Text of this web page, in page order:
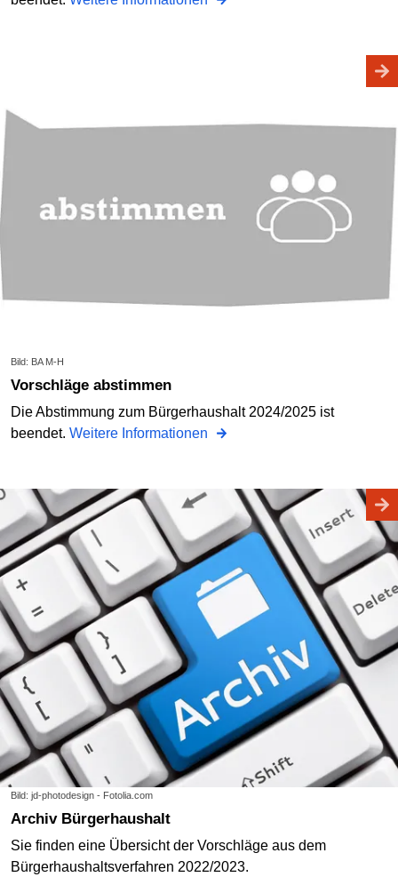
Bild: BA M-H
Vorschläge abstimmen
Die Abstimmung zum Bürgerhaushalt 2024/2025 ist
beendet. Weitere Informationen
Bild: jd-photodesign - Fotolia.com
Archiv Bürgerhaushalt
Sie finden eine Übersicht der Vorschläge aus dem
Bürgerhaushaltsverfahren 2022/2023.